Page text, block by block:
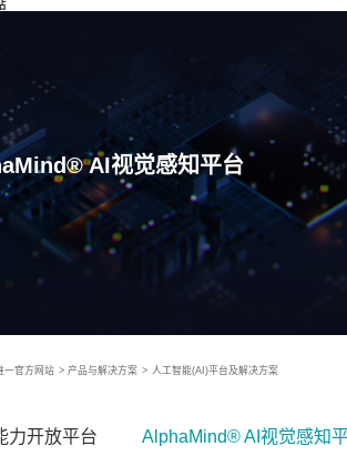
AI视觉感知平台
一官方网站 > 产品与解决方案 > 人工智能(AI)平台及解决方案
力开放平台 AlphaMind® AI视觉感知